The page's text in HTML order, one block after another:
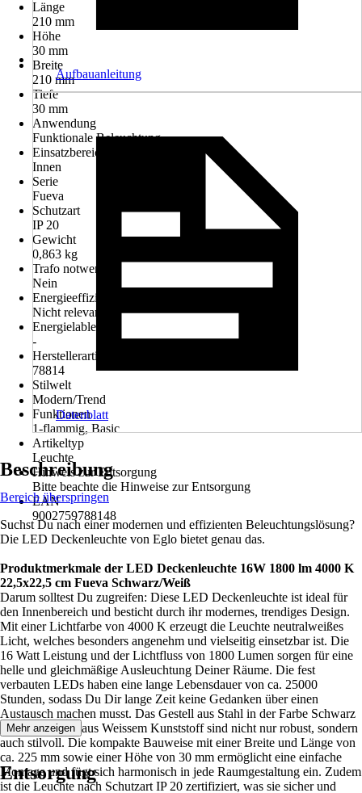
Länge
210 mm
Höhe
30 mm
Breite
210 mm
Tiefe
30 mm
Anwendung
Funktionale Beleuchtung
Einsatzbereich
Innen
Serie
Fueva
Schutzart
IP 20
Gewicht
0,863 kg
Trafo notwendig
Nein
Energieeffizienzklasse
Nicht relevant
Energielableart
-
Herstellerartikelnummer
78814
Stilwelt
Modern/Trend
Funktionen
1-flammig, Basic
Artikeltyp
Leuchte
Hinweis zur Entsorgung
Bitte beachte die Hinweise zur Entsorgung
EAN
9002759788148
Aufbauanleitung
Datenblatt
Beschreibung
Bereich überspringen
Suchst Du nach einer modernen und effizienten Beleuchtungslösung?
Die LED Deckenleuchte von Eglo bietet genau das.
Produktmerkmale der LED Deckenleuchte 16W 1800 lm 4000 K
22,5x22,5 cm Fueva Schwarz/Weiß
Darum solltest Du zugreifen: Diese LED Deckenleuchte ist ideal für
den Innenbereich und besticht durch ihr modernes, trendiges Design.
Mit einer Lichtfarbe von 4000 K erzeugt die Leuchte neutralweißes
Licht, welches besonders angenehm und vielseitig einsetzbar ist. Die
16 Watt Leistung und der Lichtfluss von 1800 Lumen sorgen für eine
helle und gleichmäßige Ausleuchtung Deiner Räume. Die fest
verbauten LEDs haben eine lange Lebensdauer von ca. 25000
Stunden, sodass Du Dir lange Zeit keine Gedanken über einen
Austausch machen musst. Das Gestell aus Stahl in der Farbe Schwarz
und der Schirm aus Weissem Kunststoff sind nicht nur robust, sondern
auch stilvoll. Die kompakte Bauweise mit einer Breite und Länge von
ca. 225 mm sowie einer Höhe von 30 mm ermöglicht eine einfache
Montage und fügt sich harmonisch in jede Raumgestaltung ein. Zudem
ist die Leuchte nach Schutzart IP 20 zertifiziert, was sie sicher und
Mehr anzeigen
Entsorgung